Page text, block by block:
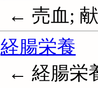
← 売血;
経腸栄養
← 経腸栄